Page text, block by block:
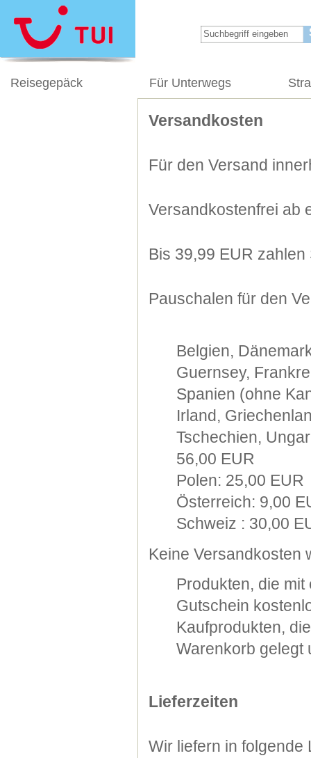
Reisegepäck Für Unterwegs
Versandkosten
Für den Versand
Versandkostenfrei ab
Bis 39,99 EUR
Pauschalen für den
Belgien,
Guernsey,
Spanien (ohne
Irland,
Tschechien,
56,00 EUR
Polen: 25,00 EUR
Österreich: 9,00
Schweiz : 30,00
Keine Versandkosten
Produkten, die
Gutschein
Kaufprodukten,
Warenkorb gelegt
Lieferzeiten
Wir liefern in folgende